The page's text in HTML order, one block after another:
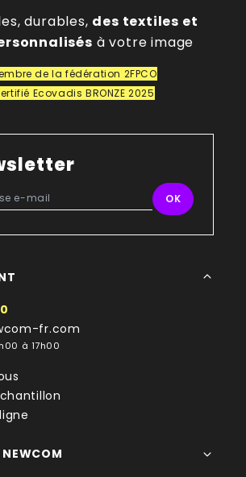
durables, des textiles et
à votre image
de la fédération 2FPCO
Ecovadis BRONZE 2025
fr.com
à 17h00
NEWCOM